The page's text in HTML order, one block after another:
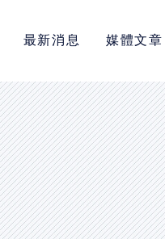
最新消息 媒體文章